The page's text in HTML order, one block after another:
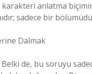
anlatma
sadece bir
Dalmak
de, bu soruyu